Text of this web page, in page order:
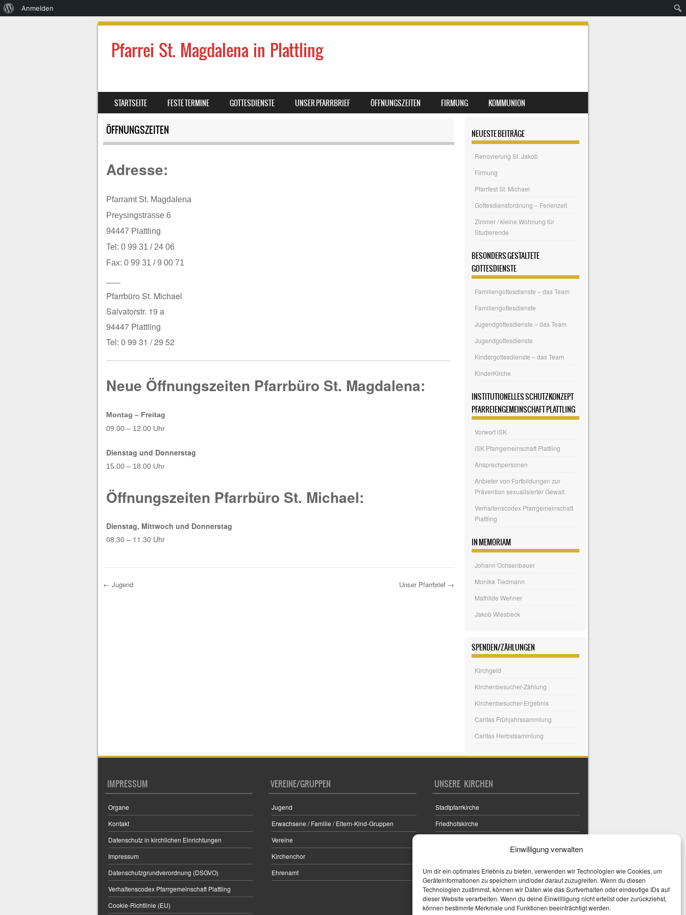
Einwilligung verwalten
Um dir ein optimales Erlebnis zu bieten, verwenden wir Technologien wie Cookies, um
Geräteinformationen zu speichern und/oder darauf zuzugreifen. Wenn du diesen
Technologien zustimmst, können wir Daten wie das Surfverhalten oder eindeutige IDs auf
dieser Website verarbeiten. Wenn du deine Einwillligung nicht erteilst oder zurückziehst,
können bestimmte Merkmale und Funktionen beeinträchtigt werden.
Pfarrei St. Magdalena in Plattling
MENU
SKIP TO CONTENT
STARTSEITE FESTE TERMINE GOTTESDIENSTE UNSER PFARRBRIEF ÖFFNUNGSZEITEN FIRMUNG KOMMUNION
ÖFFNUNGSZEITEN
Adresse:
Pfarramt St. Magdalena
Preysingstrasse 6
94447 Plattling
Tel: 0 99 31 / 24 06
Fax: 0 99 31 / 9 00 71
——
Pfarrbüro St. Michael
Salvatorstr. 19 a
94447 Plattling
Tel: 0 99 31 / 29 52
Neue Öffnungszeiten Pfarrbüro St. Magdalena:
Montag – Freitag
09.00 – 12.00 Uhr
Dienstag und Donnerstag
15.00 – 18.00 Uhr
Öffnungszeiten Pfarrbüro St. Michael:
Dienstag, Mittwoch und Donnerstag
08.30 – 11.30 Uhr
← Jugend Unser Pfarrbrief →
NEUESTE BEITRÄGE
Renovierung St. Jakob
Firmung
Pfarrfest St. Michael
Gottesdienstordnung – Ferienzeit
Zimmer / kleine Wohnung für
Studierende
BESONDERS GESTALTETE
GOTTESDIENSTE
Familiengottesdienste – das Team
Familiengottesdienste
Jugendgottesdienste – das Team
Jugendgottesdienste
Kindergottesdienste – das Team
KinderKirche
INSTITUTIONELLES SCHUTZKONZEPT
PFARREIENGEMEINSCHAFT PLATTLING
Vorwort iSK
iSK Pfarrgemeinschaft Plattling
Ansprechpersonen
Anbieter von Fortbildungen zur
Prävention sexualisierter Gewalt
Verhaltenscodex Pfarrgemeinschaft
Plattling
IN MEMORIAM
Johann Ochsenbauer
Monika Tiedmann
Mathilde Wehner
Jakob Wiesbeck
SPENDEN/ZÄHLUNGEN
Kirchgeld
Kirchenbesucher-Zählung
Kirchenbesucher-Ergebnis
Caritas Frühjahrssammlung
Caritas Herbstsammlung
IMPRESSUM
Organe
Kontakt
Datenschutz in kirchlichen Einrichtungen
Impressum
Datenschutzgrundverordnung (DSGVO)
Verhaltenscodex Pfarrgemeinschaft Plattling
Cookie-Richtlinie (EU)
VEREINE/GRUPPEN
Jugend
Erwachsene / Familie / Eltern-Kind-Gruppen
Vereine
Kirchenchor
Ehrenamt
UNSERE KIRCHEN
Stadtpfarrkirche
Friedhofskirche
Digitaler Kirchenraumführer Stadtpfarrkirche St.
Über
Anmelden